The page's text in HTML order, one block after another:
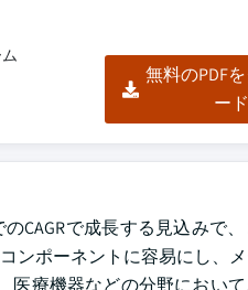
無料のPDF
ード
CAGRで成長する見込みで
ンポーネントに容易にし、
医療機器などの分野におい